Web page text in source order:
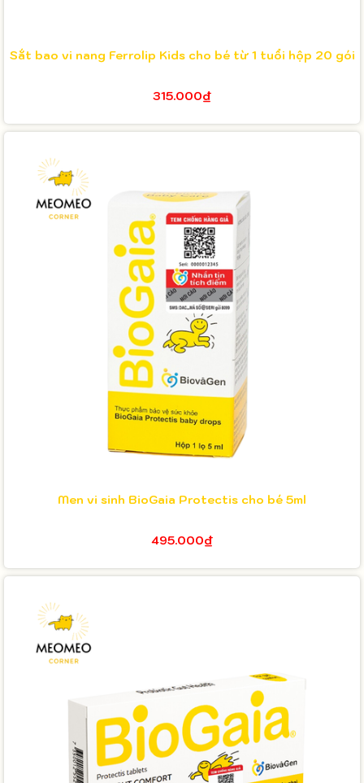
Sắt bao vi nang Ferrolip Kids cho bé từ 1 tuổi hộp 20 gói
315.000₫
Men vi sinh BioGaia Protectis cho bé 5ml
495.000₫